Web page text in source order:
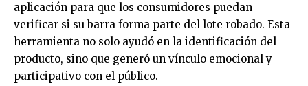
aplicación para que los consumidores puedan
verificar si su barra forma parte del lote robado. Esta
herramienta no solo ayudó en la identificación del
producto, sino que generó un vínculo emocional y
participativo con el público.